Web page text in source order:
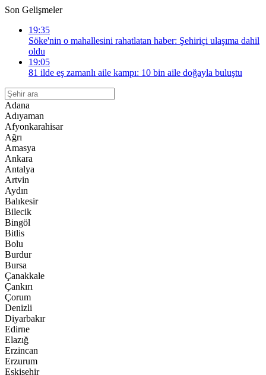
Son Gelişmeler
19:35
Söke'nin o mahallesini rahatlatan haber: Şehiriçi ulaşıma dahil
oldu
19:05
81 ilde eş zamanlı aile kampı: 10 bin aile doğayla buluştu
Adana
Adıyaman
Afyonkarahisar
Ağrı
Amasya
Ankara
Antalya
Artvin
Aydın
Balıkesir
Bilecik
Bingöl
Bitlis
Bolu
Burdur
Bursa
Çanakkale
Çankırı
Çorum
Denizli
Diyarbakır
Edirne
Elazığ
Erzincan
Erzurum
Eskişehir